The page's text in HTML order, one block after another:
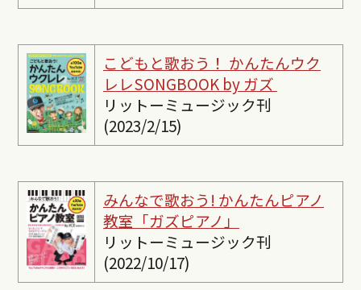
こどもと歌おう！ かんたんウク
レレSONGBOOK by ガズ
リットーミュージック刊
(2023/2/15)
みんなで歌おう! かんたんピアノ
教室「ガズピアノ」
リットーミュージック刊
(2022/10/17)